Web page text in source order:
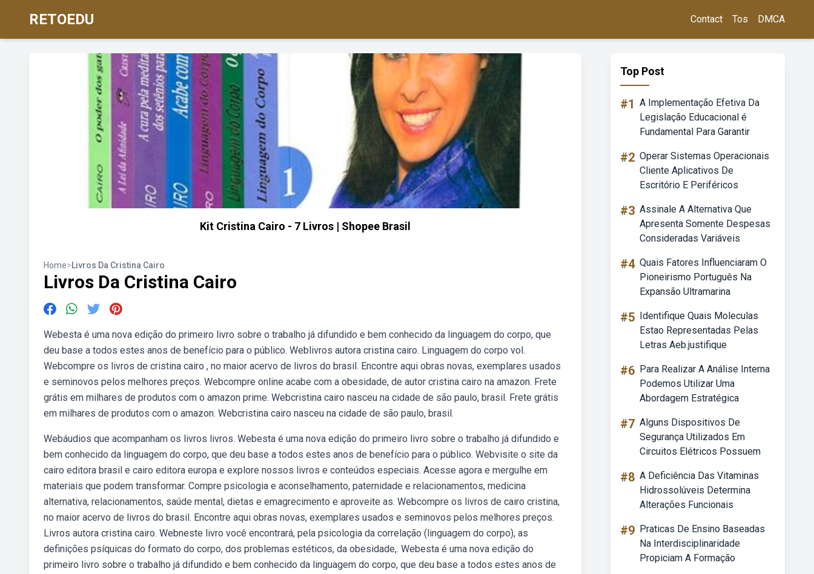
RETOEDU Contact Tos DMCA
Kit Cristina Cairo - 7 Livros | Shopee Brasil
Home>Livros Da Cristina Cairo
Livros Da Cristina Cairo
Webesta é uma nova edição do primeiro livro sobre o trabalho já difundido e bem conhecido da linguagem do corpo, que
deu base a todos estes anos de benefício para o público. Weblivros autora cristina cairo. Linguagem do corpo vol.
Webcompre os livros de cristina cairo , no maior acervo de livros do brasil. Encontre aqui obras novas, exemplares usados
e seminovos pelos melhores preços. Webcompre online acabe com a obesidade, de autor cristina cairo na amazon. Frete
grátis em milhares de produtos com o amazon prime. Webcristina cairo nasceu na cidade de são paulo, brasil. Frete grátis
em milhares de produtos com o amazon. Webcristina cairo nasceu na cidade de são paulo, brasil.
Webáudios que acompanham os livros livros. Webesta é uma nova edição do primeiro livro sobre o trabalho já difundido e
bem conhecido da linguagem do corpo, que deu base a todos estes anos de benefício para o público. Webvisite o site da
cairo editora brasil e cairo editora europa e explore nossos livros e conteúdos especiais. Acesse agora e mergulhe em
materiais que podem transformar. Compre psicologia e aconselhamento, paternidade e relacionamentos, medicina
alternativa, relacionamentos, saúde mental, dietas e emagrecimento e aproveite as. Webcompre os livros de cairo cristina,
no maior acervo de livros do brasil. Encontre aqui obras novas, exemplares usados e seminovos pelos melhores preços.
Livros autora cristina cairo. Webneste livro você encontrará, pela psicologia da correlação (linguagem do corpo), as
definições psíquicas do formato do corpo, dos problemas estéticos, da obesidade,. Webesta é uma nova edição do
primeiro livro sobre o trabalho já difundido e bem conhecido da linguagem do corpo, que deu base a todos estes anos de
Top Post
#1 A Implementação Efetiva Da
Legislação Educacional é
Fundamental Para Garantir
#2 Operar Sistemas Operacionais
Cliente Aplicativos De
Escritório E Periféricos
#3 Assinale A Alternativa Que
Apresenta Somente Despesas
Consideradas Variáveis
#4 Quais Fatores Influenciaram O
Pioneirismo Português Na
Expansão Ultramarina
#5 Identifique Quais Moleculas
Estao Representadas Pelas
Letras Aeb.justifique
#6 Para Realizar A Análise Interna
Podemos Utilizar Uma
Abordagem Estratégica
#7 Alguns Dispositivos De
Segurança Utilizados Em
Circuitos Elétricos Possuem
#8 A Deficiência Das Vitaminas
Hidrossolúveis Determina
Alterações Funcionais
#9 Praticas De Ensino Baseadas
Na Interdisciplinaridade
Propiciam A Formação